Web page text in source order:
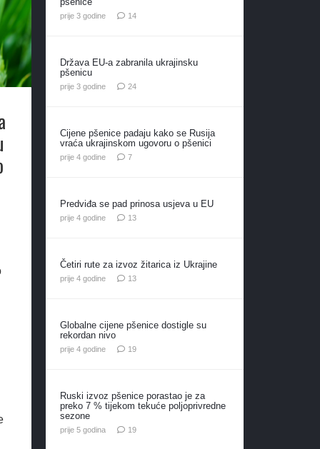
prije 3 godine 14komentara
Država EU-a zabranila ukrajinsku
pšenicu
prije 3 godine 24komentara
Cijene pšenice padaju kako se Rusija
vraća ukrajinskom ugovoru o pšenici
prije 4 godine 7komentara
Predviđa se pad prinosa usjeva u EU
prije 4 godine 13komentara
Četiri rute za izvoz žitarica iz Ukrajine
prije 4 godine 13komentara
Globalne cijene pšenice dostigle su
rekordan nivo
prije 4 godine 19komentara
Ruski izvoz pšenice porastao je za
preko 7 % tijekom tekuće poljoprivredne
sezone
prije 5 godina 19komentara